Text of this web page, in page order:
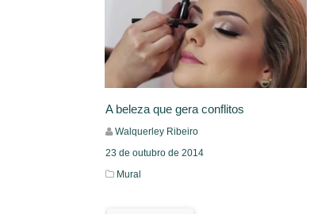
A beleza que gera conflitos
Walquerley Ribeiro
23 de outubro de 2014
Mural